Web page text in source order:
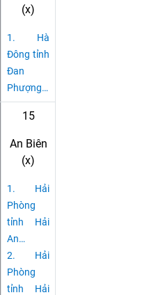
(x)
1. Hà
Đông tỉnh
Đan
Phượng…
15
An Biên
(x)
1. Hải
Phòng
tỉnh Hải
An…
2. Hải
Phòng
tỉnh Hải